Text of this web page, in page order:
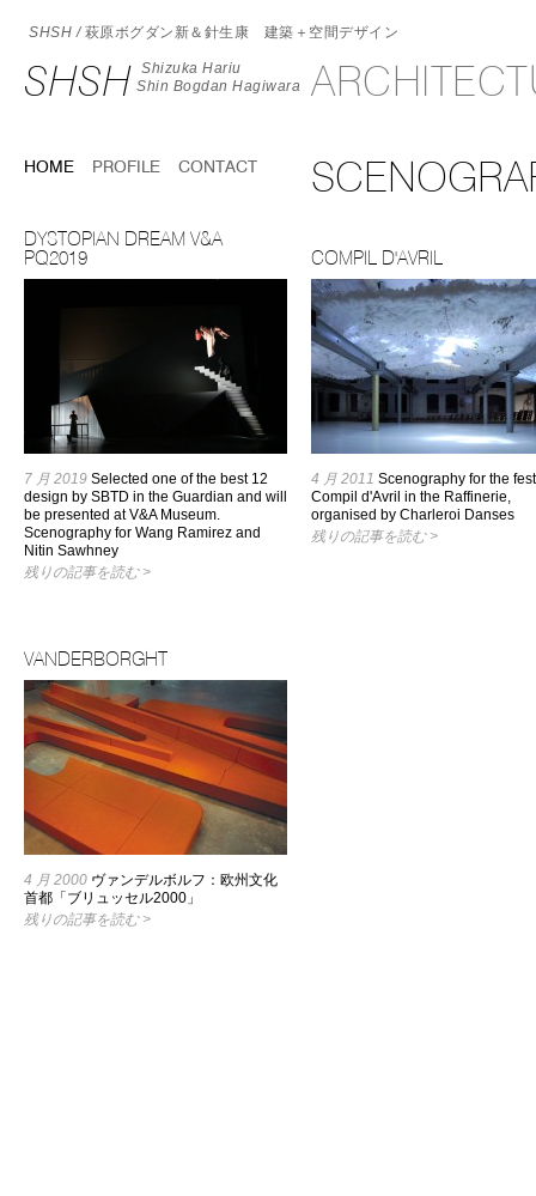
SHSH /萩原ボグダン新＆針生康 建築＋空間デザイン
SHSH Shizuka Hariu
Shin Bogdan Hagiwara
HOME PROFILE CONTACT
DYSTOPIAN DREAM V&A
PQ2019
7 月 2019 Selected one of the best 12
design by SBTD in the Guardian and will
be presented at V&A Museum.
Scenography for Wang Ramirez and
Nitin Sawhney
残りの記事を読む >
COMPIL D'AVRIL
4 月 2011 Scenography for the
Compil d'Avril in the Raffinerie,
organised by Charleroi Danses
残りの記事を読む >
VANDERBORGHT
4 月 2000 ヴァンデルボルフ：欧州文化
首都「ブリュッセル2000」
残りの記事を読む >